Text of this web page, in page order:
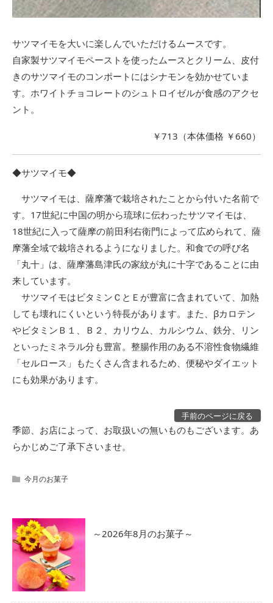
サツマイモを大いに楽しんでいただけるムースです。
自家製サツマイモペーストを使ったムースとクリーム、皮付
きのサツマイモのコンポートにはシナモンを効かせていま
す。ホワイトチョコレートのシュトロイゼルが食感のアクセ
ント。
￥713（本体価格 ￥660）
◆サツマイモ◆
サツマイモは、薩摩藩で栽培されたことから付いた名前で
す。17世紀に中国の明から琉球に伝わったサツマイモは、
18世紀に入って薩摩の前田利右衛門によって広められて、薩
摩藩全域で栽培されるようになりました。和食での呼び名
「丸十」は、薩摩藩島津氏の家紋が丸に十字であることに由
来しています。
サツマイモはビタミンＣとＥが豊富に含まれていて、加熱
しても壊れにくいという特長があります。また、βカロテン
やビタミンＢ１、Ｂ２、カリウム、カルシウム、鉄分、リン
といったミネラル分も豊富。整腸作用のある不溶性食物繊維
「セルロース」もたくさん含まれるため、便秘やダイエット
にも効果があります。
手前のページに戻る
季節、お店によって、お取扱いの無いものもございます。あ
らかじめご了承下さいませ。
今月のお菓子
～2026年8月のお菓子～